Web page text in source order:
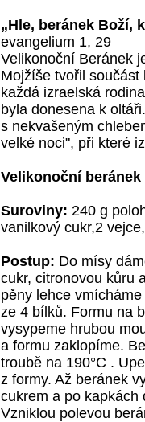
„Hle, beránek Boží,
evangelium 1, 29
Velikonoční Beránek
Mojžíše tvořil
každá izraelská
byla donesena k
s nekvašeným
velké noci", při které
Velikonoční beránek
Suroviny: 240 g
vanilkový cukr,2
Postup: Do mísy
cukr, citronovou kůru
pěny lehce
ze 4 bílků. Formu na
vysypeme hrubou
a formu zaklopíme.
troubě na 190°C .
z formy. Až beránek
cukrem a po kapkách
Vzniklou polevou